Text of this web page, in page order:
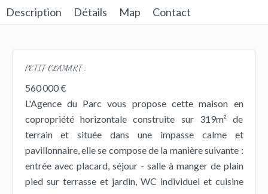
Description Détails Map Contact
PETIT CLAMART :
560 000 €
L'Agence du Parc vous propose cette maison en
copropriété horizontale construite sur 319m² de
terrain et située dans une impasse calme et
pavillonnaire, elle se compose de la manière suivante :
entrée avec placard, séjour - salle à manger de plain
pied sur terrasse et jardin, WC individuel et cuisine